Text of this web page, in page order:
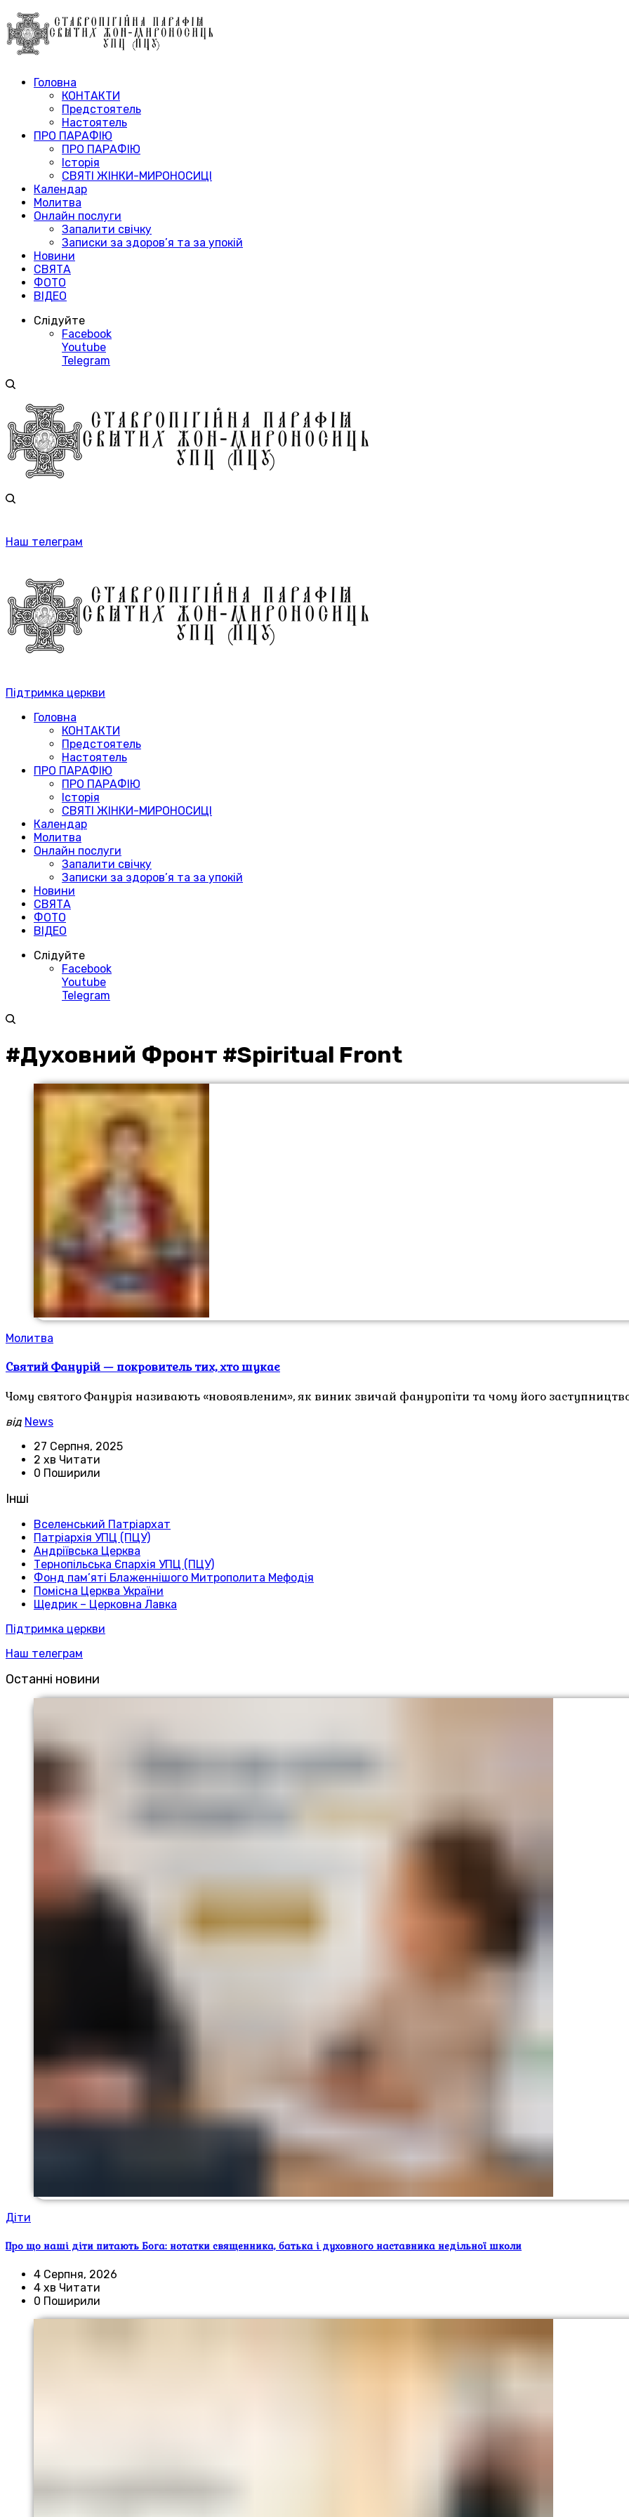
Головна
КОНТАКТИ
Предстоятель
Настоятель
ПРО ПАРАФІЮ
ПРО ПАРАФІЮ
Історія
СВЯТІ ЖІНКИ-МИРОНОСИЦІ
Календар
Молитва
Онлайн послуги
Запалити свічку
Записки за здоров’я та за упокій
Новини
СВЯТА
ФОТО
ВІДЕО
Слідуйте
Facebook
Youtube
Telegram
Наш телеграм
Підтримка церкви
Головна
КОНТАКТИ
Предстоятель
Настоятель
ПРО ПАРАФІЮ
ПРО ПАРАФІЮ
Історія
СВЯТІ ЖІНКИ-МИРОНОСИЦІ
Календар
Молитва
Онлайн послуги
Запалити свічку
Записки за здоров’я та за упокій
Новини
СВЯТА
ФОТО
ВІДЕО
Слідуйте
Facebook
Youtube
Telegram
#Духовний Фронт #Spiritual Front
Молитва
Святий Фанурій — покровитель тих, хто шукає
Чому святого Фанурія називають «новоявленим», як виник звичай фануропіти та чому його
від News
27 Серпня, 2025
2 хв Читати
0 Поширили
Інші
Вселенський Патріархат
Патріархія УПЦ (ПЦУ)
Андріївська Церква
Тернопільська Єпархія УПЦ (ПЦУ)
Фонд пам’яті Блаженнішого Митрополита Мефодія
Помісна Церква України
Щедрик – Церковна Лавка
Підтримка церкви
Наш телеграм
Останні новини
Діти
Про що наші діти питають Бога: нотатки священника, батька і духовного наставника недільної школи
4 Серпня, 2026
4 хв Читати
0 Поширили